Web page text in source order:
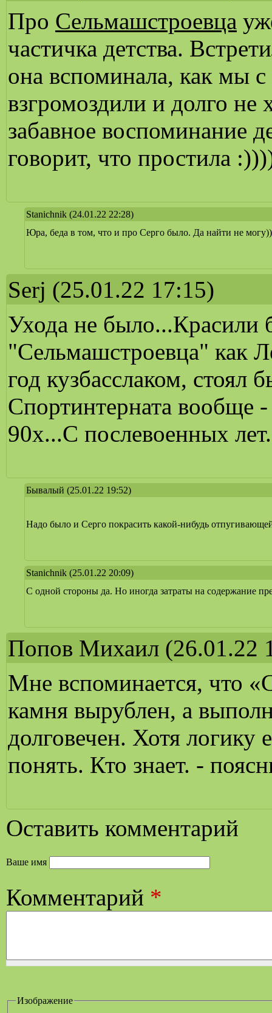
Про Сельмашстроевца
частичка детства.
она вспоминала, как мы
взгромоздили и долго не
забавное воспоминание
говорит, что простила
Stanichnik (24.01.22 22:28)
Юра, беда в том, что и про Серго было. Да найти не
Serj (25.01.22 17:15)
Ухода не было...Красили
"Сельмашстроевца" как
год кузбасслаком,
Спортинтерната вообще
90х...С послевоенных лет.
Бывалый (25.01.22 19:52)
Надо было и Серго покрасить какой-нибудь
Stanichnik (25.01.22 20:09)
С одной стороны да. Но иногда затраты на содержание
Попов Михаил (26.01.22
Мне вспоминается, что
камня вырублен, а
долговечен. Хотя логику
понять. Кто знает. -
Оставить комментарий
Ваше имя
Комментарий *
Изображение